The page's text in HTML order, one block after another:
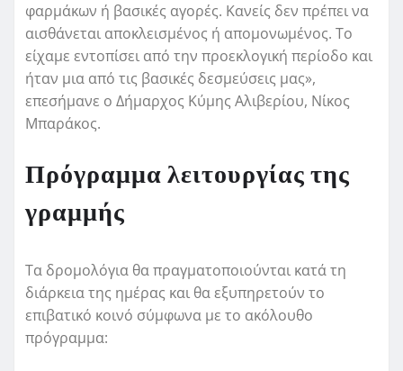
φαρμάκων ή βασικές αγορές. Κανείς δεν πρέπει να
αισθάνεται αποκλεισμένος ή απομονωμένος. Το
είχαμε εντοπίσει από την προεκλογική περίοδο και
ήταν μια από τις βασικές δεσμεύσεις μας»,
επεσήμανε ο Δήμαρχος Κύμης Αλιβερίου, Νίκος
Μπαράκος.
Πρόγραμμα λειτουργίας της
γραμμής
Τα δρομολόγια θα πραγματοποιούνται κατά τη
διάρκεια της ημέρας και θα εξυπηρετούν το
επιβατικό κοινό σύμφωνα με το ακόλουθο
πρόγραμμα: